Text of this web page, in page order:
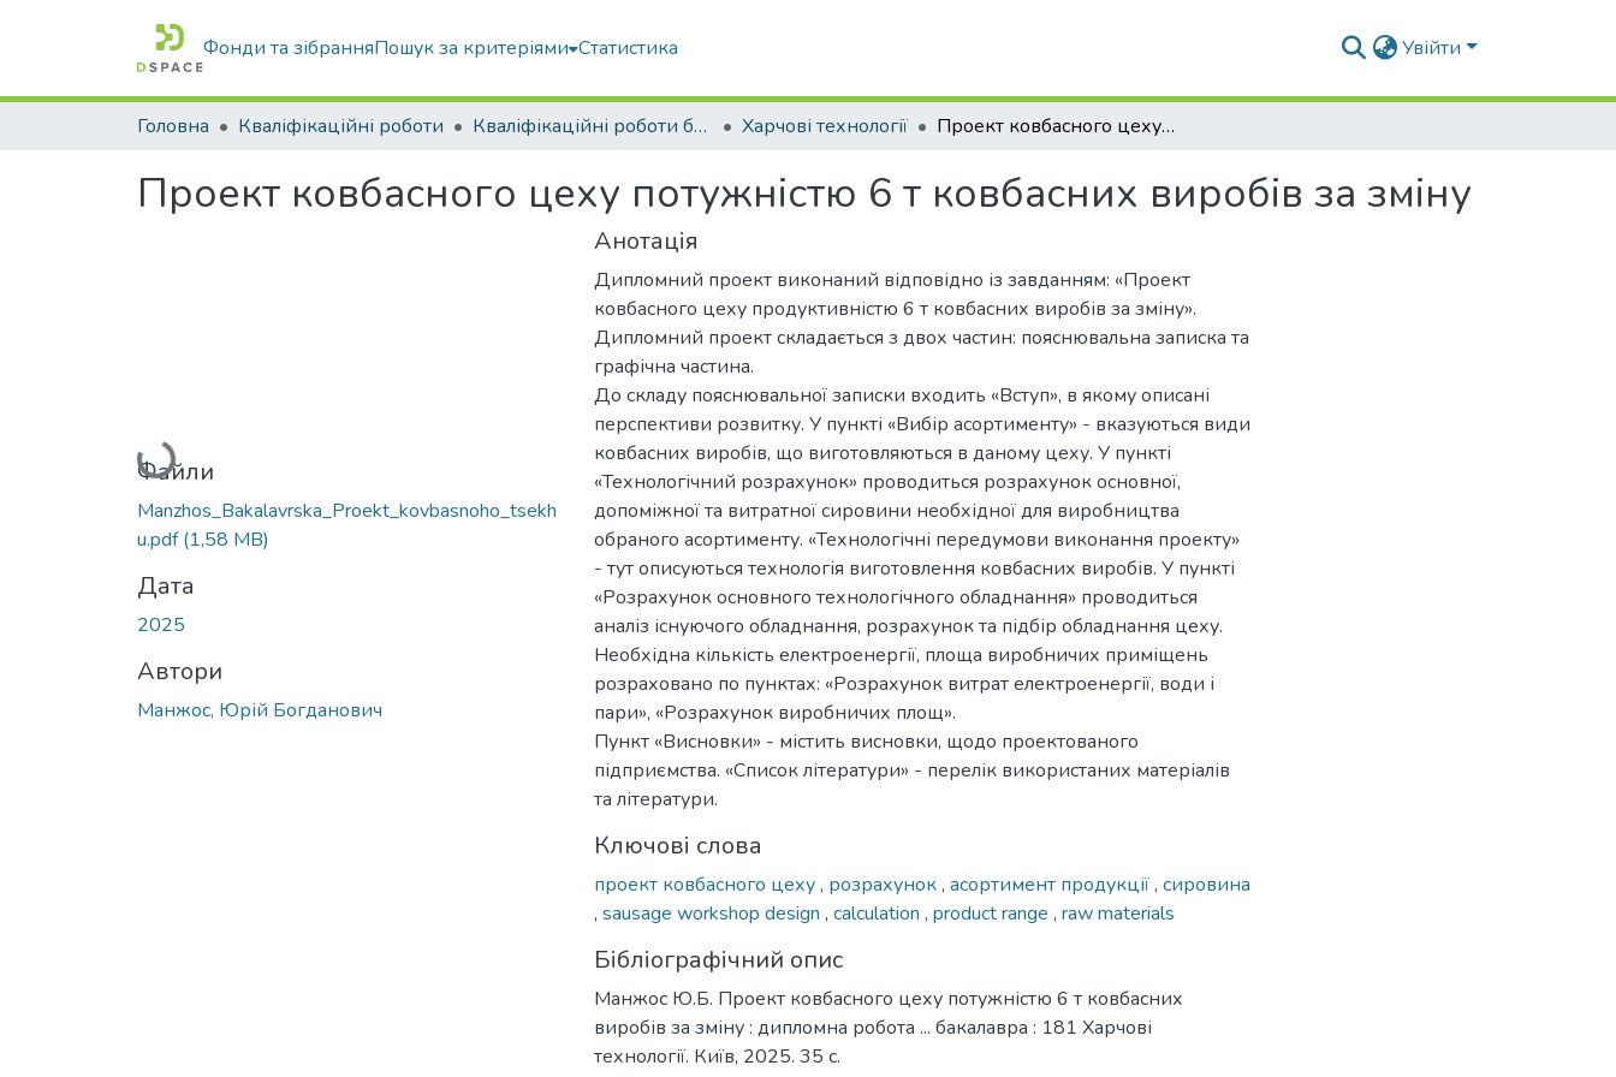
Фонди та зібранняПошук за критеріями Статистика Увійти
Головна Кваліфікаційні роботи Кваліфікаційні роботи бакалаврів Харчові технології Проект ковбасного цеху потужністю 6 т ковбасних виробів за зміну
Проект ковбасного цеху потужністю 6 т ковбасних виробів за зміну
Вантажиться...
Файли
Manzhos_Bakalavrska_Proekt_kovbasnoho_tsekh
u.pdf(1,58 MB)
Дата
2025
Автори
Манжос, Юрій Богданович
Анотація
Дипломний проект виконаний відповідно із завданням: «Проект
ковбасного цеху продуктивністю 6 т ковбасних виробів за зміну».
Дипломний проект складається з двох частин: пояснювальна записка та
графічна частина.
До складу пояснювальної записки входить «Вступ», в якому описані
перспективи розвитку. У пункті «Вибір асортименту» - вказуються види
ковбасних виробів, що виготовляються в даному цеху. У пункті
«Технологічний розрахунок» проводиться розрахунок основної,
допоміжної та витратної сировини необхідної для виробництва
обраного асортименту. «Технологічні передумови виконання проекту»
- тут описуються технологія виготовлення ковбасних виробів. У пункті
«Розрахунок основного технологічного обладнання» проводиться
аналіз існуючого обладнання, розрахунок та підбір обладнання цеху.
Необхідна кількість електроенергії, площа виробничих приміщень
розраховано по пунктах: «Розрахунок витрат електроенергії, води і
пари», «Розрахунок виробничих площ».
Пункт «Висновки» - містить висновки, щодо проектованого
підприємства. «Список літератури» - перелік використаних матеріалів
та літератури.
Ключові слова
проект ковбасного цеху, розрахунок, асортимент продукції, сировина
, sausage workshop design , calculation , product range , raw materials
Бібліографічний опис
Манжос Ю.Б. Проект ковбасного цеху потужністю 6 т ковбасних
виробів за зміну : дипломна робота ... бакалавра : 181 Харчові
технології. Київ, 2025. 35 с.